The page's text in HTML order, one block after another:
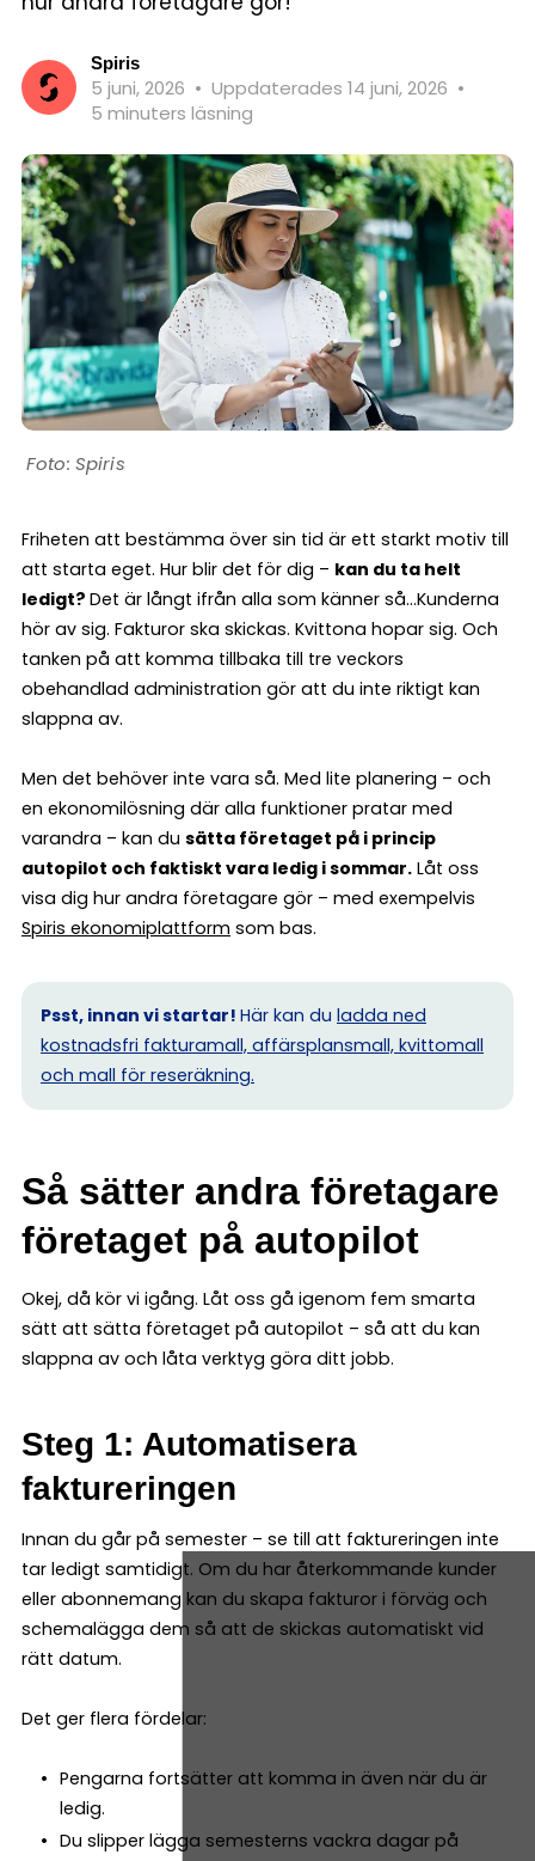
Spiris
5 juni, 2026 • Uppdaterades 14 juni, 2026 •
5 minuters läsning
Spiris
Friheten att bestämma över sin tid är ett starkt motiv till
att starta eget. Hur blir det för dig – kan du ta helt
ledigt? Det är långt ifrån alla som känner så…Kunderna
hör av sig. Fakturor ska skickas. Kvittona hopar sig. Och
tanken på att komma tillbaka till tre veckors
obehandlad administration gör att du inte riktigt kan
slappna av.
Men det behöver inte vara så. Med lite planering – och
en ekonomilösning där alla funktioner pratar med
varandra – kan du sätta företaget på i princip
autopilot och faktiskt vara ledig i sommar. Låt oss
visa dig hur andra företagare gör – med exempelvis
Spiris ekonomiplattform som bas.
Psst, innan vi startar! Här kan du ladda ned
kostnadsfri fakturamall, affärsplansmall, kvittomall
och mall för reseräkning.
Så sätter andra företagare
företaget på autopilot
Okej, då kör vi igång. Låt oss gå igenom fem smarta
sätt att sätta företaget på autopilot – så att du kan
slappna av och låta verktyg göra ditt jobb.
Steg 1: Automatisera
faktureringen
Innan du går på semester – se till att faktureringen inte
tar ledigt samtidigt. Om du har återkommande kunder
eller abonnemang kan du skapa fakturor i förväg och
schemalägga dem så att de skickas automatiskt vid
rätt datum.
Det ger flera fördelar:
Pengarna fortsätter att komma in även när du är
ledig.
Du slipper lägga semesterns vackra dagar på